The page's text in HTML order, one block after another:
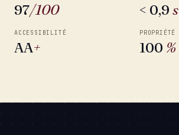
97/100 < 0,9 s
ACCESSIBILITÉ
AA+
PROPRIÉTÉ
100 %